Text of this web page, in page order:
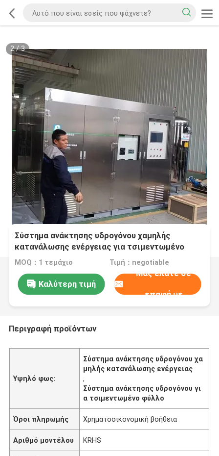
2/3
Σύστημα ανάκτησης υδρογόνου χαμηλής
κατανάλωσης ενέργειας για τσιμεντωμένο
φύλλο
MOQ：1 τεμάχιο Τιμή：negotiable
Καλύτερη τιμή
Μας ελάτε σε
επαφή με
Περιγραφή προϊόντων
Υψηλό φως:
Σύστημα ανάκτησης υδρογόνου χα
μηλής κατανάλωσης ενέργειας
,
Σύστημα ανάκτησης υδρογόνου γι
α τσιμεντωμένο φύλλο
Όροι πληρωμής Χρηματοοικονομική βοήθεια
Αριθμό μοντέλου KRHS